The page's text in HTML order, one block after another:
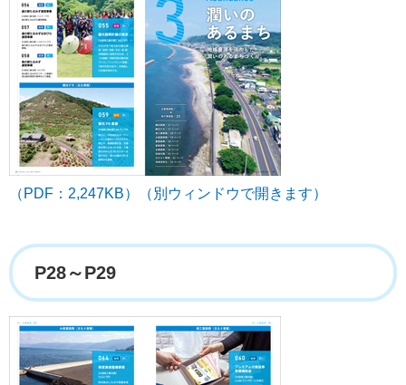
（PDF：2,247KB）（別ウィンドウで開きます）
P28～P29